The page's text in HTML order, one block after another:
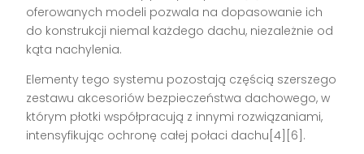
oferowanych modeli pozwala na dopasowanie ich
do konstrukcji niemal każdego dachu, niezależnie od
kąta nachylenia.
Elementy tego systemu pozostają częścią szerszego
zestawu akcesoriów bezpieczeństwa dachowego, w
którym płotki współpracują z innymi rozwiązaniami,
intensyfikując ochronę całej połaci dachu[4][6].